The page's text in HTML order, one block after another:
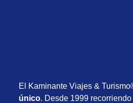
El Kaminante Viajes &
único. Desde 1999